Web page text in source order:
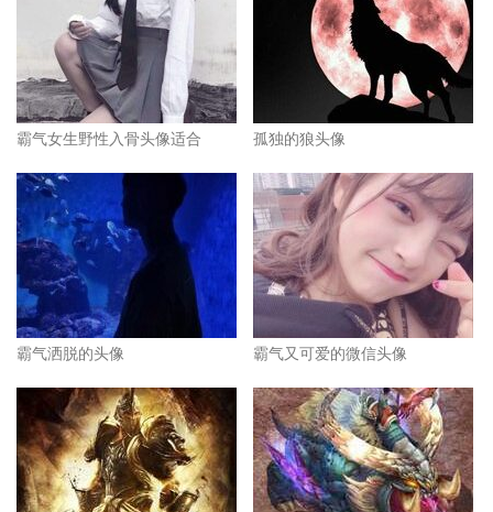
霸气女生野性入骨头像适合 孤独的狼头像
霸气洒脱的头像 霸气又可爱的微信头像